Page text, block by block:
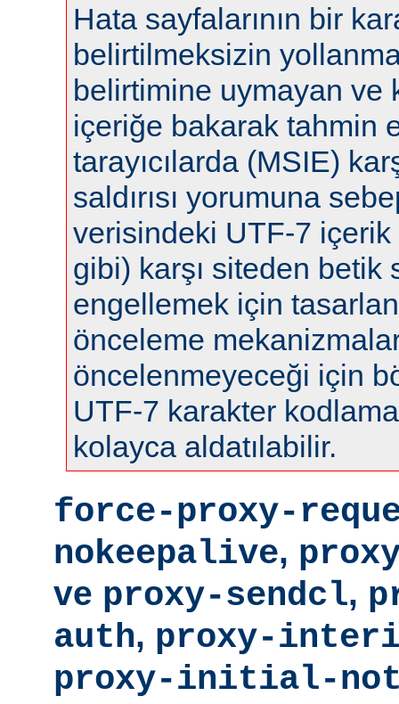
Hata sayfalarının bir
belirtilmeksizin
belirtimine uymayan ve
içeriğe bakarak tahmin
tarayıcılarda (MSIE)
saldırısı yorumuna
verisindeki UTF-7
gibi) karşı siteden betik
engellemek için
önceleme
öncelenmeyeceği için
UTF-7 karakter
kolayca aldatılabilir.
force-proxy-
nokeepalive,
ve proxy-sendcl,
auth, proxy-
proxy-initial-